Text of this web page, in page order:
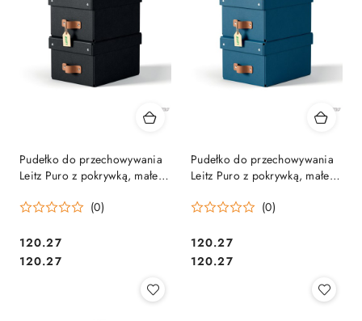
Pudełko do przechowywania
Leitz Puro z pokrywką, małe, 7
recyklingu, 2 szt., czarne
(0)
Cena:
120.27
Cena:
120.27
Pudełko do przechowywania
Leitz Puro z pokrywką, małe, 7
recyklingu, 2 szt., granatowe
(0)
Cena:
120.27
Cena:
120.27